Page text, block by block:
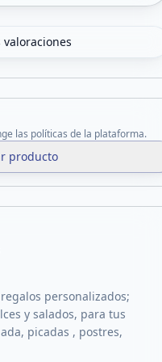
valoraciones
las políticas de la plataforma.
producto
personalizados;
y salados, para tus
picadas , postres,